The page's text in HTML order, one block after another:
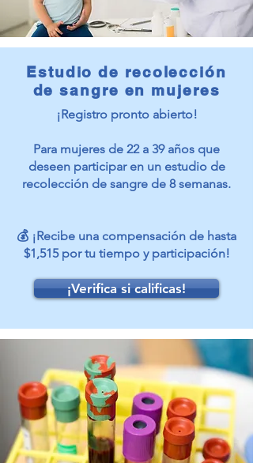
Estudio de recolección
de sangre en mujeres
¡Registro pronto abierto!
Para mujeres de 22 a 39 años que
deseen participar en un estudio de
recolección de sangre de 8 semanas.
💰 ¡Recibe una compensación de hasta
$1,515 por tu tiempo y participación!
¡Verifica si calificas!